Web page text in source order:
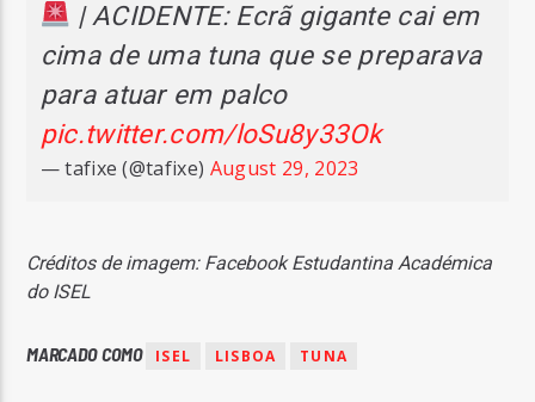
| ACIDENTE: Ecrã gigante cai em
cima de uma tuna que se preparava
para atuar em palco
pic.twitter.com/loSu8y33Ok
— tafixe (@tafixe) August 29, 2023
Créditos de imagem: Facebook Estudantina Académica
do ISEL
MARCADO COMO ISEL LISBOA TUNA